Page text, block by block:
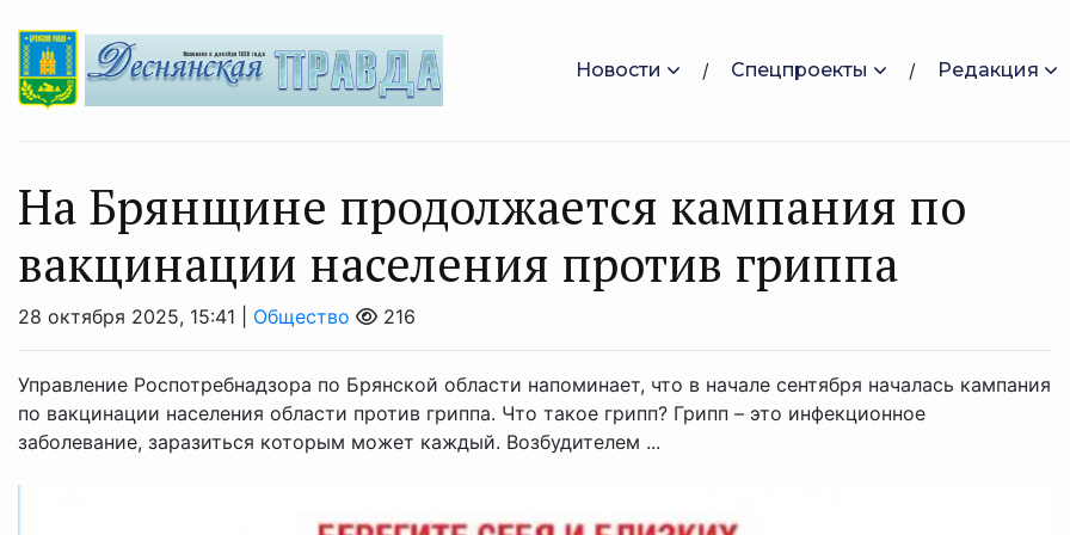
Новости Спецпроекты Редакция
На Брянщине продолжается кампания по
вакцинации населения против гриппа
28 октября 2025, 15:41 | Общество 216
Управление Роспотребнадзора по Брянской области напоминает, что в начале сентября началась кампания
по вакцинации населения области против гриппа. Что такое грипп? Грипп – это инфекционное
заболевание, заразиться которым может каждый. Возбудителем ...